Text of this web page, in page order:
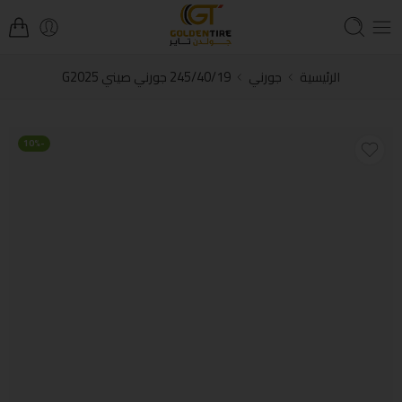
الرئيسية جورني 245/40/19 جورني صيني G2025
-10%